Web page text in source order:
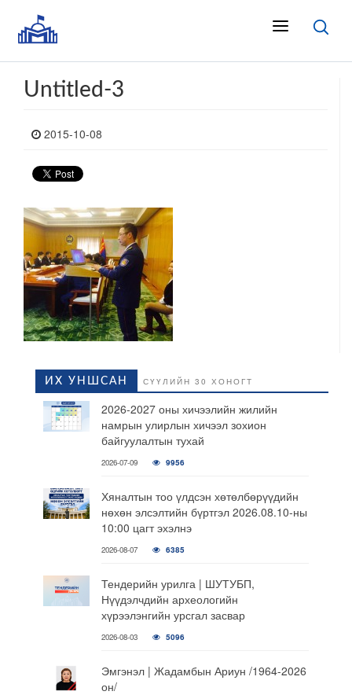
Untitled-3
2015-10-08
ИХ УНШСАН СҮҮЛИЙН 30 ХОНОГТ
2026-2027 оны хичээлийн жилийн
намрын улирлын хичээл зохион
байгуулалтын тухай
2026-07-09 9956
Хяналтын тоо үлдсэн хөтөлбөрүүдийн
нөхөн элсэлтийн бүртгэл 2026.08.10-ны
10:00 цагт эхэлнэ
2026-08-07 6385
Тендерийн урилга | ШУТУБП,
Нүүдэлчдийн археологийн
хүрээлэнгийн урсгал засвар
2026-08-03 5096
Эмгэнэл | Жадамбын Ариун /1964-2026
он/